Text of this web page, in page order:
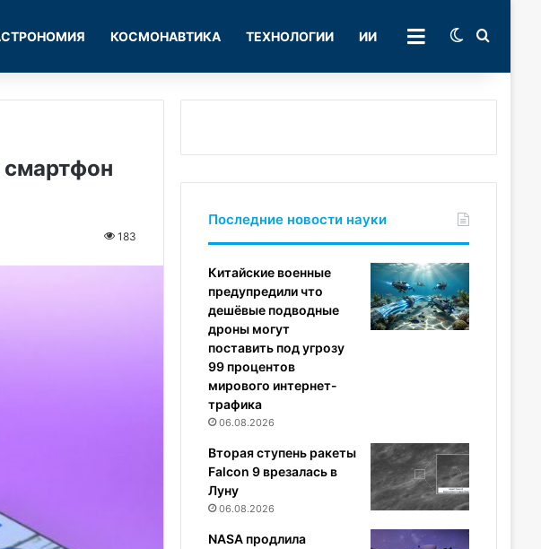
КОСМОНАВТИКА ТЕХНОЛОГИИ ИИ РУБРИКИSwitch skin
183
Последние новости науки
Китайские военные
предупредили что
дешёвые подводные
дроны могут
поставить под угрозу
99 процентов
мирового интернет-
трафика
06.08.2026
Вторая ступень ракеты
Falcon 9 врезалась в
Луну
06.08.2026
NASA продлила